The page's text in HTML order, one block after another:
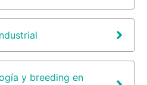
y breeding en